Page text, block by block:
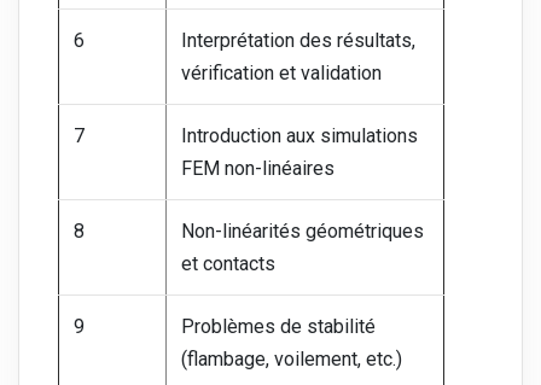
6
Interprétation des résultats,
vérification et validation
7
Introduction aux simulations
FEM non-linéaires
8
Non-linéarités géométriques
et contacts
9
Problèmes de stabilité
(flambage, voilement, etc.)